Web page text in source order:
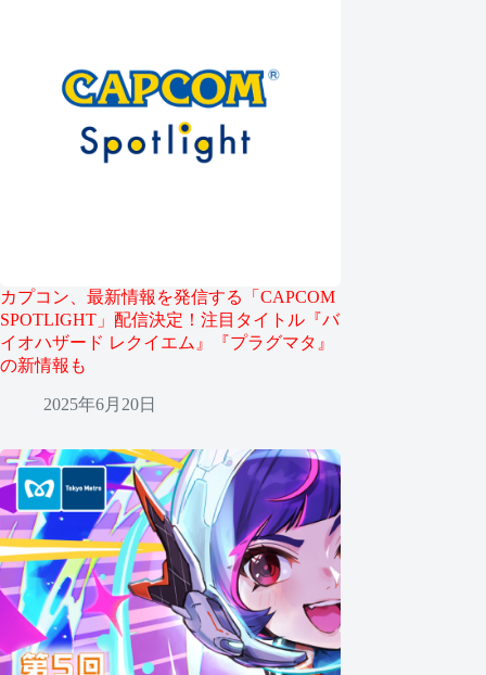
カプコン、最新情報を発信する「CAPCOM
SPOTLIGHT」配信決定！注目タイトル『バ
イオハザード レクイエム』『プラグマタ』
の新情報も
2025年6月20日